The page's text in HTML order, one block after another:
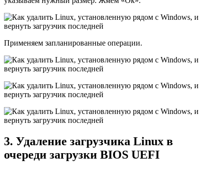
Применяем запланированные операции.
3. Удаление загрузчика Linux в
очереди загрузки BIOS UEFI